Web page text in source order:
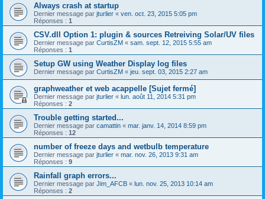
Always crash at startup
Dernier message par jturlier « ven. oct. 23, 2015 5:05 pm
Réponses : 1
CSV.dll Option 1: plugin & sources Retreiving Solar/UV files
Dernier message par CurtisZM « sam. sept. 12, 2015 5:55 am
Réponses : 1
Setup GW using Weather Display log files
Dernier message par CurtisZM « jeu. sept. 03, 2015 2:27 am
graphweather et web acappelle [Sujet fermé]
Dernier message par jturlier « lun. août 11, 2014 5:31 pm
Réponses : 2
Trouble getting started...
Dernier message par camattin « mar. janv. 14, 2014 8:59 pm
Réponses : 12
number of freeze days and wetbulb temperature
Dernier message par jturlier « mar. nov. 26, 2013 9:31 am
Réponses : 9
Rainfall graph errors...
Dernier message par Jim_AFCB « lun. nov. 25, 2013 10:14 am
Réponses : 2